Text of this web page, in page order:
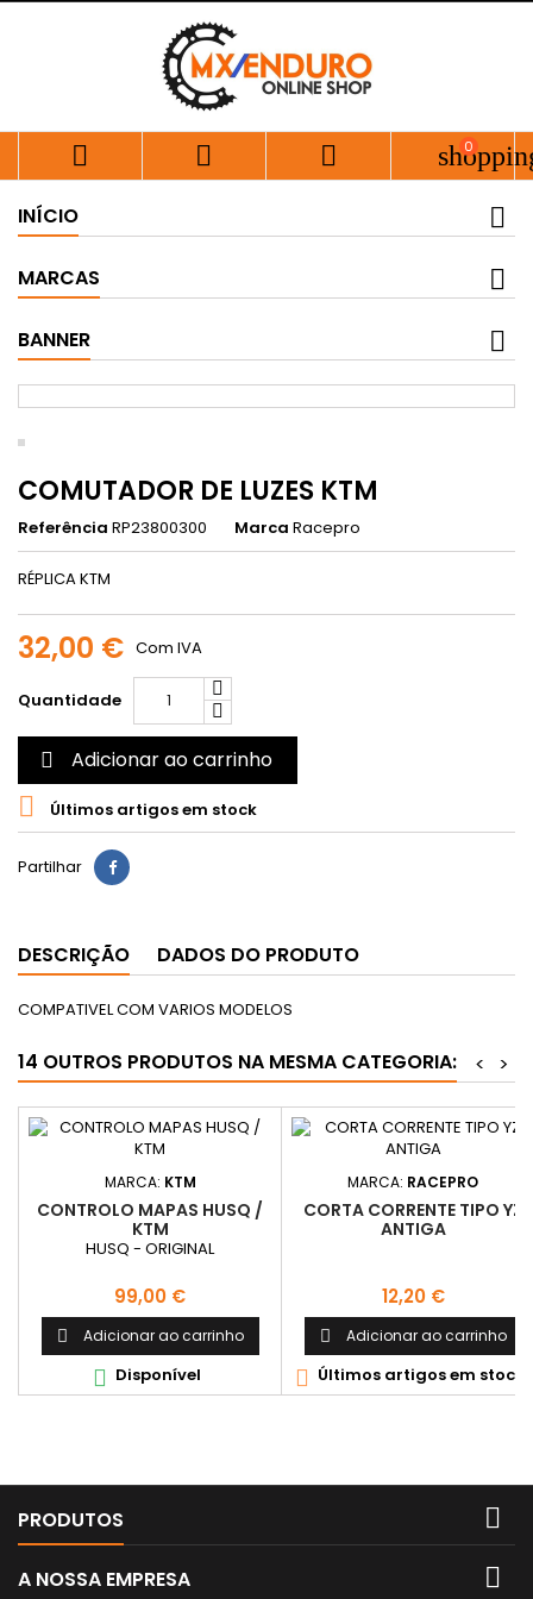
   0
INÍCIO
MARCAS
BANNER
COMUTADOR DE LUZES KTM
Referência RP23800300 Marca Racepro
RÉPLICA KTM
32,00 € Com IVA
Quantidade
 Adicionar ao carrinho
 Últimos artigos em stock
Partilhar
DESCRIÇÃO DADOS DO PRODUTO
COMPATIVEL COM VARIOS MODELOS
14 OUTROS PRODUTOS NA MESMA CATEGORIA: >
<
MARCA: KTM
CONTROLO MAPAS HUSQ /
KTM
HUSQ - ORIGINAL
Preço
99,00 €
 Adicionar ao carrinho
 Disponível
MARCA: RACEPRO
CORTA CORRENTE TIPO YZ
ANTIGA
Preço
12,20 €
 Adicionar ao carrinho
 Últimos artigos em stock
PRODUTOS 
A NOSSA EMPRESA 